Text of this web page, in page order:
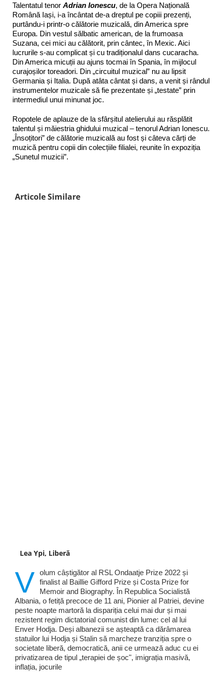
Talentatul tenor Adrian Ionescu, de la Opera Națională
Română Iași, i-a încântat de-a dreptul pe copiii prezenți,
purtându-i printr-o călătorie muzicală, din America spre
Europa. Din vestul sălbatic american, de la frumoasa
Suzana, cei mici au călătorit, prin cântec, în Mexic. Aici
lucrurile s-au complicat și cu tradiționalul dans cucaracha.
Din America micuții au ajuns tocmai în Spania, în mijlocul
curajoșilor toreadori. Din „circuitul muzical” nu au lipsit
Germania și Italia. După atâta cântat și dans, a venit și rândul
instrumentelor muzicale să fie prezentate și „testate” prin
intermediul unui minunat joc.
Ropotele de aplauze de la sfârșitul atelierului au răsplătit
talentul și măiestria ghidului muzical – tenorul Adrian Ionescu.
„Însoțitori” de călătorie muzicală au fost și câteva cărți de
muzică pentru copii din colecțiile filialei, reunite în expoziția
„Sunetul muzicii”.
Articole Similare
Lea Ypi, Liberă
V olum câștigător al RSL Ondaatje Prize 2022 și
finalist al Baillie Gifford Prize și Costa Prize for
Memoir and Biography. În Republica Socialistă
Albania, o fetiță precoce de 11 ani, Pionier al Patriei, devine
peste noapte martoră la dispariția celui mai dur și mai
rezistent regim dictatorial comunist din lume: cel al lui
Enver Hodja. Deși albanezii se așteaptă ca dărâmarea
statuilor lui Hodja și Stalin să marcheze tranziția spre o
societate liberă, democratică, anii ce urmează aduc cu ei
privatizarea de tipul „terapiei de șoc", imigrația masivă,
inflația, jocurile